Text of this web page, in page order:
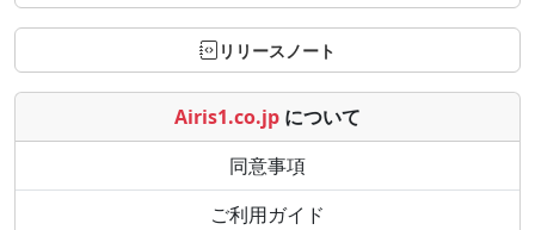
リリースノート
Airis1.co.jp について
同意事項
ご利用ガイド